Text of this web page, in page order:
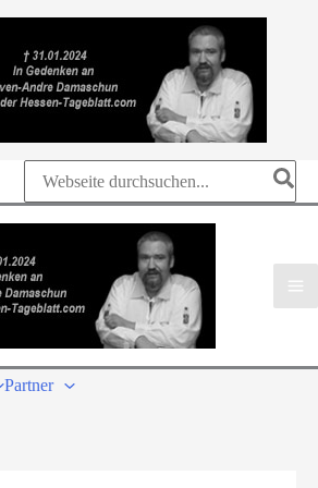
Search
for:
Partner